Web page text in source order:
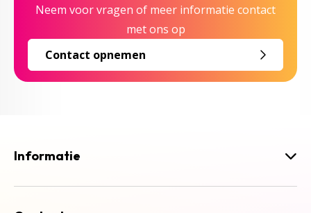
Neem voor vragen of meer informatie contact
met ons op
Contact opnemen
Informatie